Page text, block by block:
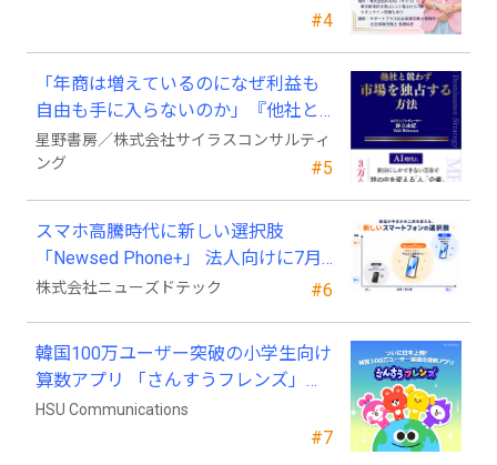
#4
#5
「年商は増えているのになぜ利益も
自由も手に入らないのか」『他社と
競わず 市場を独占する方法』発売
星野書房／株式会社サイラスコンサルティ
ング
#6
スマホ高騰時代に新しい選択肢
「Newsed Phone+」 法人向けに7月
23日から販売開始
株式会社ニューズドテック
#7
韓国100万ユーザー突破の小学生向け
算数アプリ 「さんすうフレンズ」、
ついに日本上陸!
HSU Communications